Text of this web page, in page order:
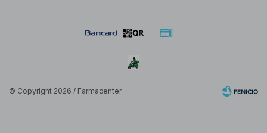
© Copyright 2026 / Farmacenter